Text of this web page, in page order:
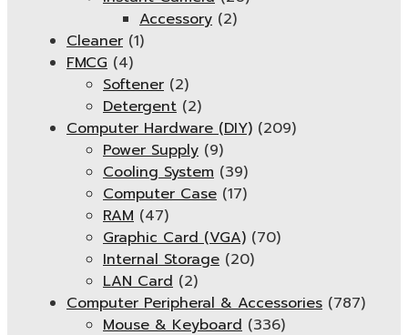
Accessory (2)
Cleaner (1)
FMCG (4)
Softener (2)
Detergent (2)
Computer Hardware (DIY) (209)
Power Supply (9)
Cooling System (39)
Computer Case (17)
RAM (47)
Graphic Card (VGA) (70)
Internal Storage (20)
LAN Card (2)
Computer Peripheral & Accessories (787)
Mouse & Keyboard (336)